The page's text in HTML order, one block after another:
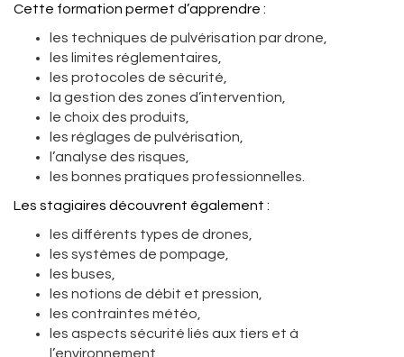
Cette formation permet d’apprendre :
les techniques de pulvérisation par drone,
les limites réglementaires,
les protocoles de sécurité,
la gestion des zones d’intervention,
le choix des produits,
les réglages de pulvérisation,
l’analyse des risques,
les bonnes pratiques professionnelles.
Les stagiaires découvrent également :
les différents types de drones,
les systèmes de pompage,
les buses,
les notions de débit et pression,
les contraintes météo,
les aspects sécurité liés aux tiers et à
l’environnement.